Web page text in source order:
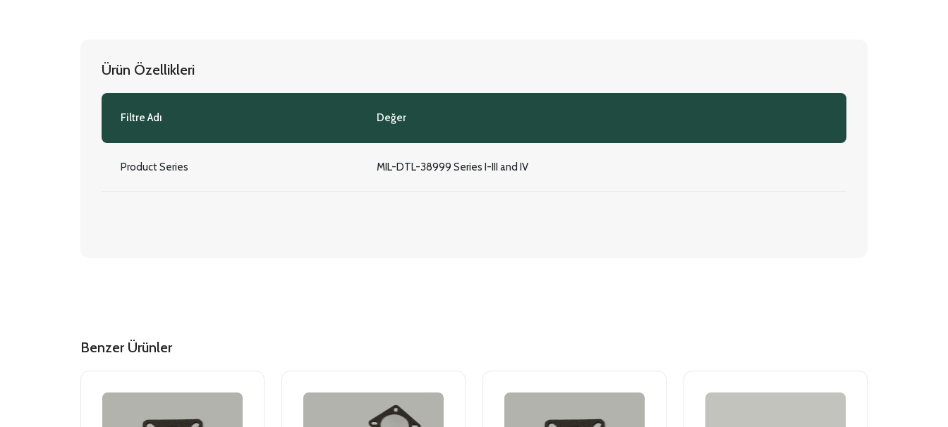
Ürün Özellikleri
Filtre Adı Değer
Product Series MIL-DTL-38999 Series I-III and IV
Benzer Ürünler